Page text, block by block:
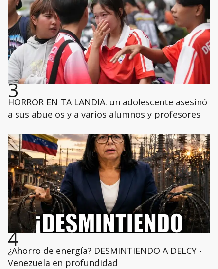
3
HORROR EN TAILANDIA: un adolescente asesinó
a sus abuelos y a varios alumnos y profesores
4
¿Ahorro de energía? DESMINTIENDO A DELCY -
Venezuela en profundidad